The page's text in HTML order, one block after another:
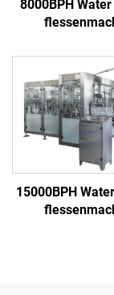
8000BPH
15000BPH